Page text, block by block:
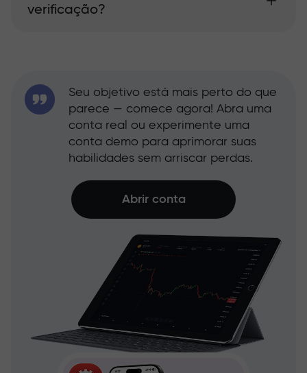
verificação?
Seu objetivo está mais perto do que
parece — comece agora! Abra uma
conta real ou experimente uma
conta demo para aprimorar suas
habilidades sem arriscar perdas.
Abrir conta